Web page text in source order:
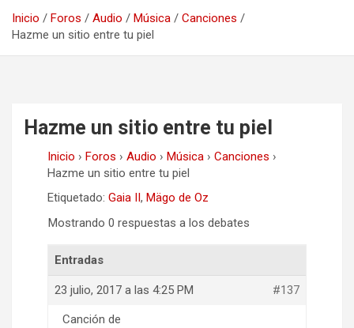
Inicio Foros Audio Música
Canciones
Hazme un sitio entre tu piel
Hazme un sitio entre tu piel
Inicio › Foros › Audio › Música › Canciones ›
Hazme un sitio entre tu piel
Etiquetado: Gaia II, Mägo de Oz
Mostrando 0 respuestas a los debates
Entradas
23 julio, 2017 a las 4:25 PM #137
Canción de